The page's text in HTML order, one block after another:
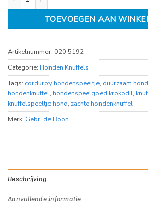
TOEVOEGEN AAN
Artikelnummer: 020 5192
Categorie: Honden Knuffels
Tags: corduroy hondenspeeltje, duurzaam
hondenknuffel, hondenspeelgoed krokodil,
knuffelspeeltje hond, zachte hondenknuffel
Merk: Gebr. de Boon
Beschrijving
Aanvullende informatie